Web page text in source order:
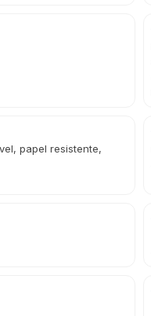
papel resistente,